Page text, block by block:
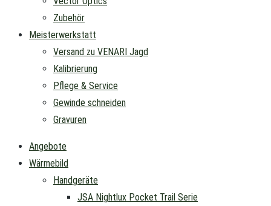
Zubehör
Meisterwerkstatt
Versand zu VENARI Jagd
Kalibrierung
Pflege & Service
Gewinde schneiden
Gravuren
Angebote
Wärmebild
Handgeräte
JSA Nightlux Pocket Trail Serie